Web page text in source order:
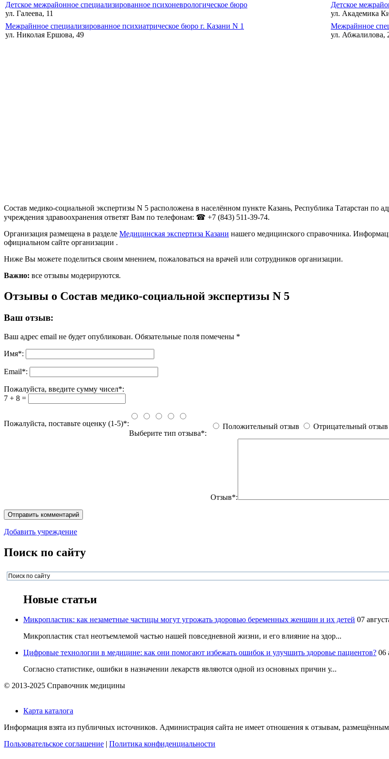
Детское межрайонное специализированное психоневрологическое бюро
ул. Галеева, 11
Детское
ул. Академика
Межрайнное специализированное психиатрическое бюро г. Казани N 1
ул. Николая Ершова, 49
Межрайнное
ул. Абжалилова,
Состав медико-социальной экспертизы N 5 расположена в населённом пункте Казань, Республика Татарстан по
учреждения здравоохранения ответят Вам по телефонам: ☎ +7 (843) 511-39-74.
Организация размещена в разделе Медицинская экспертиза Казани нашего медицинского справочника.
официальном сайте организации .
Ниже Вы можете поделиться своим мнением, пожаловаться на врачей или сотрудников организации.
Важно: все отзывы модерируются.
Отзывы о Состав медико-социальной экспертизы N 5
Ваш отзыв:
Ваш адрес email не будет опубликован. Обязательные поля помечены *
Имя*:
Email*:
Пожалуйста, введите сумму чисел*:
7 + 8 =
Пожалуйста, поставьте оценку (1-5)*:
Выберите тип отзыва*:
Положительный отзыв Отрицательный отзыв
Отзыв*:
Добавить учреждение
Поиск по сайту
Новые статьи
Микропластик: как незаметные частицы могут угрожать здоровью беременных женщин и их детей 07
Микропластик стал неотъемлемой частью нашей повседневной жизни, и его влияние на здор...
Цифровые технологии в медицине: как они помогают избежать ошибок и улучшить здоровье пациентов? 06
Согласно статистике, ошибки в назначении лекарств являются одной из основных причин у...
© 2013-2025 Справочник медицины
Карта каталога
Информация взята из публичных источников. Администрация сайта не имеет отношения к отзывам,
Пользовательское соглашение
Политика конфиденциальности